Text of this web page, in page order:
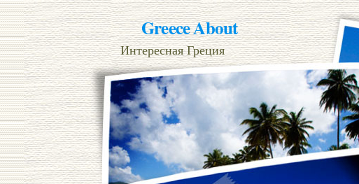
Greece About
Интересная Греция